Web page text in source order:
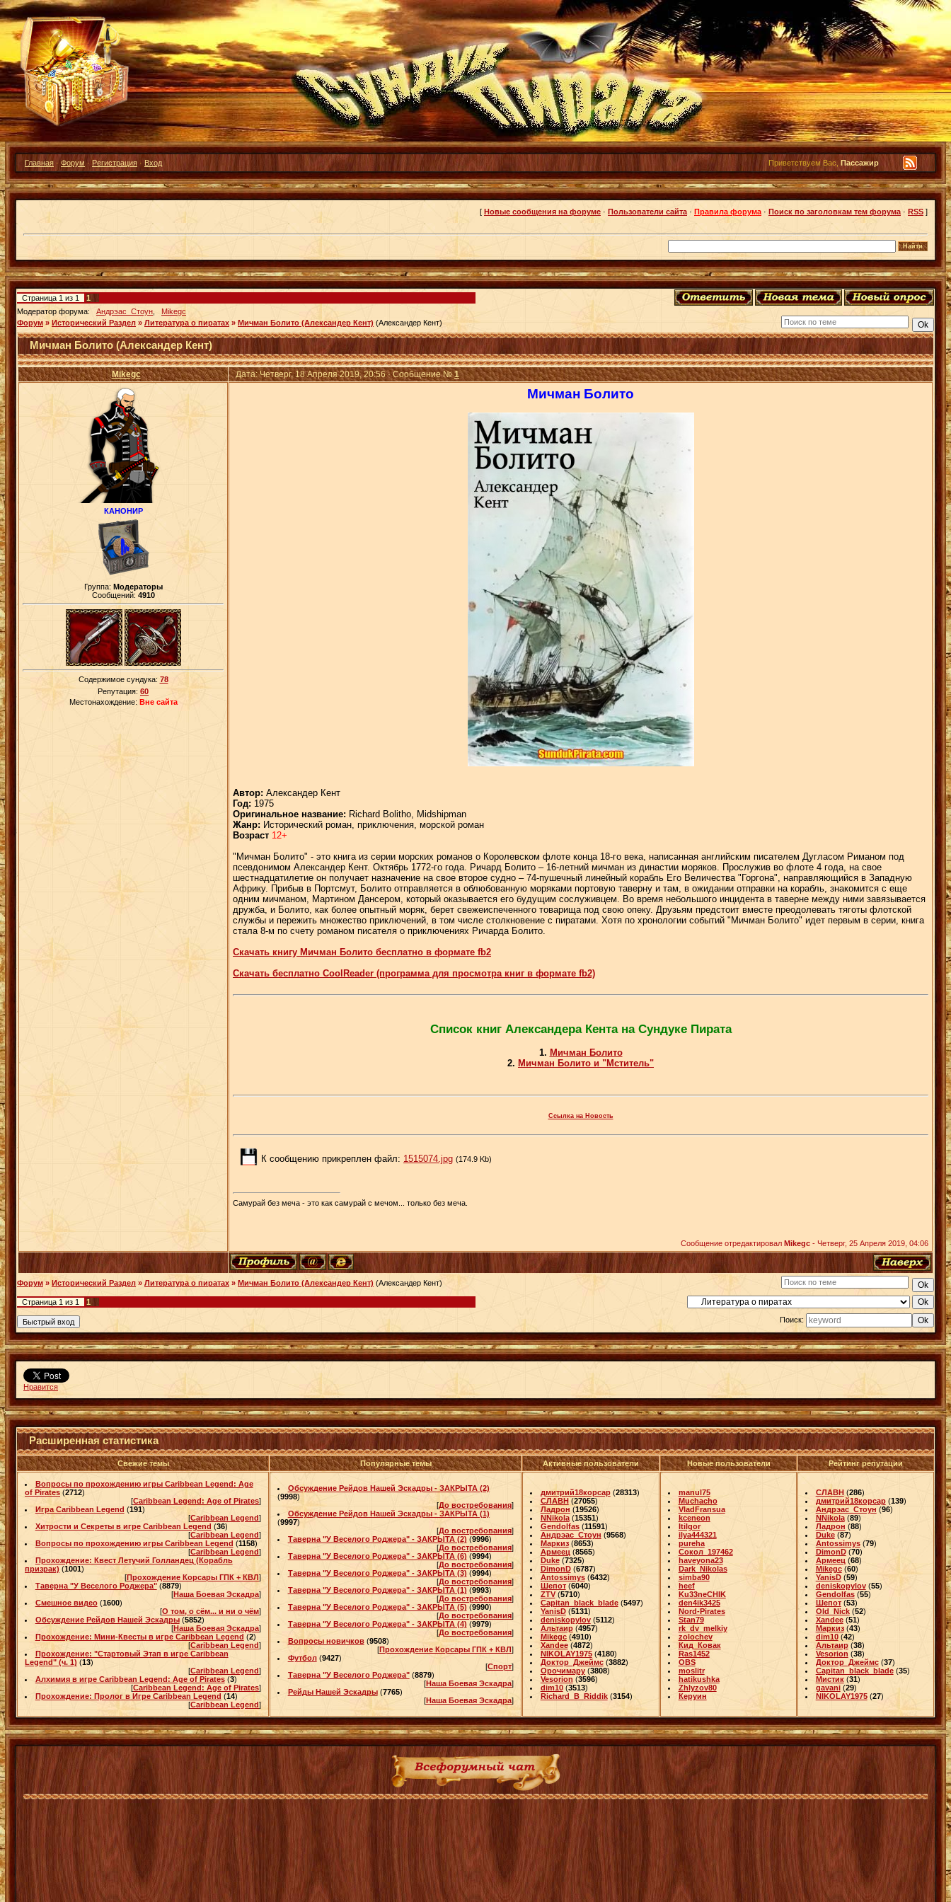
Главная · Форум · Регистрация · Вход Приветствуем Вас, Пассажир
[ Новые сообщения на форуме · Пользователи сайта · Правила форума · Поиск по заголовкам тем форума · RSS ]
Страница 1 из 1
1
Модератор форума:
Андрэас_Стоун
Mikegc
Форум » Исторический Раздел » Литература о пиратах » Мичман Болито (Александер Кент) (Александер Кент)
Мичман Болито (Александер Кент)
Mikegc Дата: Четверг, 18 Апреля 2019, 20:56 · Сообщение №1
КАНОНИР
Группа: Модераторы
Сообщений: 4910
Содержимое сундука: 78
Репутация: 60
Местонахождение: Вне сайта
Мичман Болито
Автор: Александер Кент
Год: 1975
Оригинальное название: Richard Bolitho, Midshipman
Жанр: Исторический роман, приключения, морской роман
Возраст 12+
"Мичман Болито" - это книга из серии морских романов о Королевском флоте конца 18-го века, написанная английским писателем Дугласом Риманом под
псевдонимом Александер Кент. Октябрь 1772-го года. Ричард Болито – 16-летний мичман из династии моряков. Прослужив во флоте 4 года, на свое
шестнадцатилетие он получает назначение на свое второе судно – 74-пушечный линейный корабль Его Величества "Горгона", направляющийся в Западную
Африку. Прибыв в Портсмут, Болито отправляется в облюбованную моряками портовую таверну и там, в ожидании отправки на корабль, знакомится с еще
одним мичманом, Мартином Дансером, который оказывается его будущим сослуживцем. Во время небольшого инцидента в таверне между ними завязывается
дружба, и Болито, как более опытный моряк, берет свежеиспеченного товарища под свою опеку. Друзьям предстоит вместе преодолевать тяготы флотской
службы и пережить множество приключений, в том числе столкновение с пиратами. Хотя по хронологии событий "Мичман Болито" идет первым в серии, книга
стала 8-м по счету романом писателя о приключениях Ричарда Болито.
Скачать книгу Мичман Болито бесплатно в формате fb2
Скачать бесплатно СооlRеаdеr (программа для просмотра книг в формате fb2)
Список книг Александера Кента на Сундуке Пирата
1. Мичман Болито
2. Мичман Болито и "Мститель"
Ссылка на Новость
К сообщению прикреплен файл: 1515074.jpg (174.9 Kb)
Самурай без меча - это как самурай с мечом... только без меча.
Сообщение отредактировал Mikegc - Четверг, 25 Апреля 2019, 04:06
Форум » Исторический Раздел » Литература о пиратах » Мичман Болито (Александер Кент) (Александер Кент)
Страница 1 из 1 1
Поиск:
Нравится
Расширенная статистика
Свежие темы Популярные темы Активные пользователи Новые пользователи Рейтинг репутации
Вопросы по прохождению игры Caribbean Legend: Age
of Pirates (2712)
[Caribbean Legend: Age of Pirates]
Игра Caribbean Legend (191)
[Caribbean Legend]
Хитрости и Секреты в игре Caribbean Legend (36)
[Caribbean Legend]
Вопросы по прохождению игры Caribbean Legend (1158)
[Caribbean Legend]
Прохождение: Квест Летучий Голландец (Корабль
призрак) (1001)
[Прохождение Корсары ГПК + КВЛ]
Таверна "У Веселого Роджера" (8879)
[Наша Боевая Эскадра]
Смешное видео (1600)
[О том, о сём... и ни о чём]
Обсуждение Рейдов Нашей Эскадры (5852)
[Наша Боевая Эскадра]
Прохождение: Мини-Квесты в игре Caribbean Legend (2)
[Caribbean Legend]
Прохождение: "Стартовый Этап в игре Caribbean
Legend" (ч. 1) (13)
[Caribbean Legend]
Алхимия в игре Caribbean Legend: Age of Pirates (3)
[Caribbean Legend: Age of Pirates]
Прохождение: Пролог в Игре Caribbean Legend (14)
[Caribbean Legend]
Обсуждение Рейдов Нашей Эскадры - ЗАКРЫТА (2)
(9998)
[До востребования]
Обсуждение Рейдов Нашей Эскадры - ЗАКРЫТА (1)
(9997)
[До востребования]
Таверна "У Веселого Роджера" - ЗАКРЫТА (2) (9996)
[До востребования]
Таверна "У Веселого Роджера" - ЗАКРЫТА (6) (9994)
[До востребования]
Таверна "У Веселого Роджера" - ЗАКРЫТА (3) (9994)
[До востребования]
Таверна "У Веселого Роджера" - ЗАКРЫТА (1) (9993)
[До востребования]
Таверна "У Веселого Роджера" - ЗАКРЫТА (5) (9990)
[До востребования]
Таверна "У Веселого Роджера" - ЗАКРЫТА (4) (9979)
[До востребования]
Вопросы новичков (9508)
[Прохождение Корсары ГПК + КВЛ]
Футбoл (9427)
[Спорт]
Таверна "У Веселого Роджера" (8879)
[Наша Боевая Эскадра]
Рейды Нашей Эскадры (7765)
[Наша Боевая Эскадра]
дмитрий18корсар(28313)
СЛАВН(27055)
Ладрон(19526)
NNikola(15351)
Gendolfas(11591)
Андрэас_Стоун (9568)
Маркиз(8653)
Армеец (8565)
Duke(7325)
DimonD(6787)
Antossimys(6432)
Шепот(6040)
ZTV(5710)
Capitan_black_blade(5497)
YanisD(5131)
deniskopylov(5112)
Альтаир(4957)
Mikegc(4910)
Xandee(4872)
NIKOLAY1975(4180)
Доктор_Джеймс(3882)
Орочимару(3808)
Vesorion (3596)
dim10(3513)
Richard_B_Riddik(3154)
manul75
Muchacho
VladFransua
kceneon
Itilgor
ilya444321
pureha
Сокол_197462
haveyona23
Dark_Nikolas
simba90
heef
Ku33neCHIK
den4ik3425
Nord-Pirates
Stan79
rk_dv_melkiy
zolochev
Кид_Ковак
Ras1452
OBS
moslitr
hatikushka
Zhlyzov80
Керуин
СЛАВН(286)
дмитрий18корсар(139)
Андрэас_Стоун (96)
NNikola(89)
Ладрон (88)
Duke(87)
Antossimys(79)
DimonD(70)
Армеец (68)
Mikegc(60)
YanisD(59)
deniskopylov(55)
Gendolfas(55)
Шепот(53)
Old_Nick(52)
Xandee(51)
Маркиз(43)
dim10(42)
Альтаир(38)
Vesorion (38)
Доктор_Джеймс(37)
Capitan_black_blade(35)
Мистик(31)
gavani(29)
NIKOLAY1975(27)